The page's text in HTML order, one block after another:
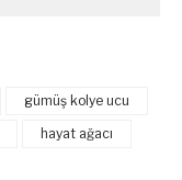
gümüş kolye ucu
hayat ağacı